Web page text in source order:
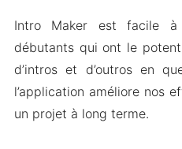
Intro Maker est facile
débutants qui ont le
d’intros et d’outros en
l’application améliore nos
un projet à long terme.